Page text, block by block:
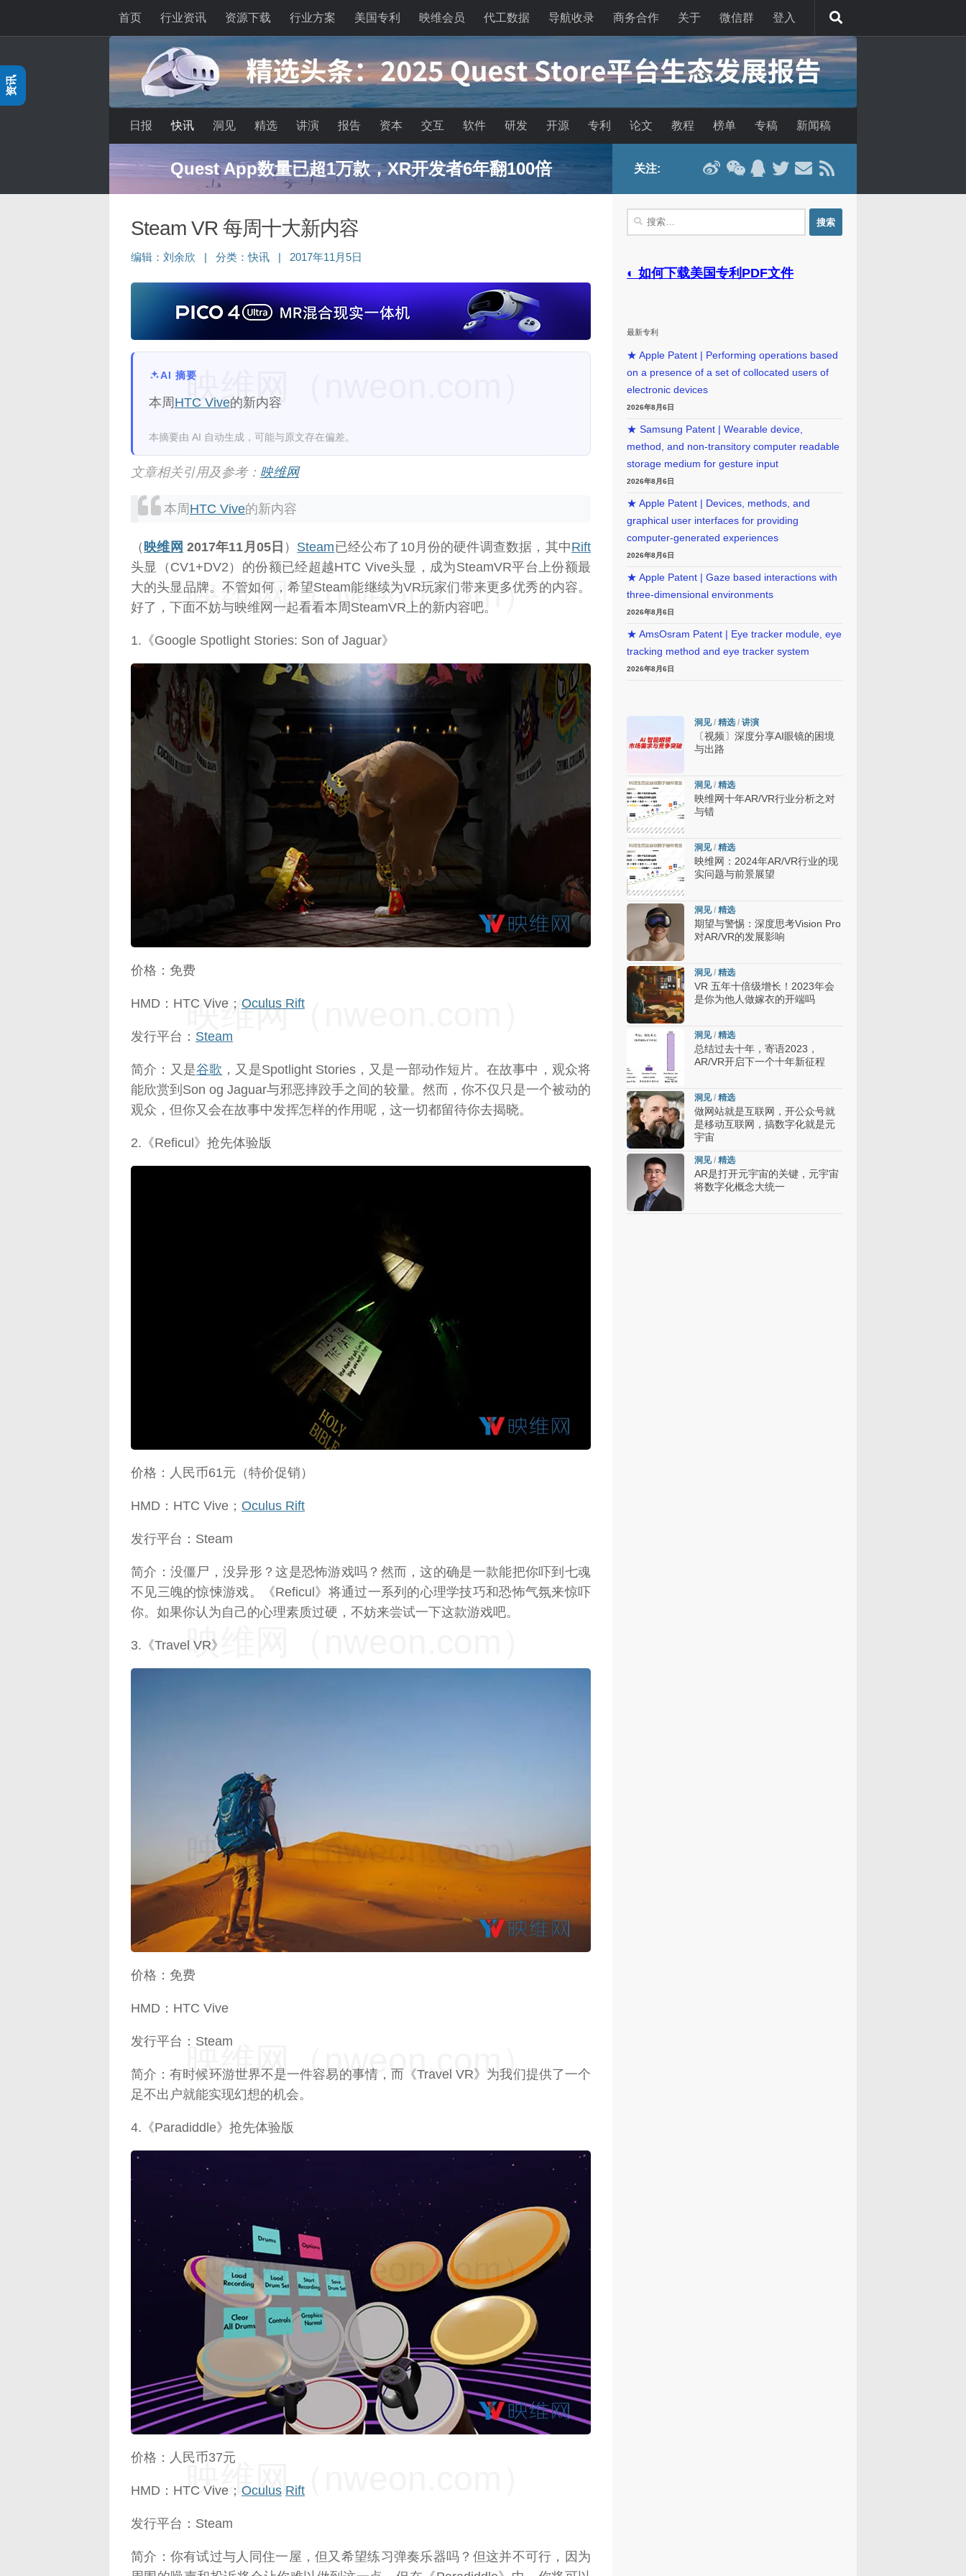
首页 行业资讯 资源下载 行业方案 美国专利 映维会员 代工数据 导航收录 商务合作 关于 微信群 登入
日报 快讯 洞见 精选 讲演 报告 资本 交互 软件 研发 开源 专利 论文 教程 榜单 专稿 新闻稿
Quest App数量已超1万款，XR开发者6年翻100倍
Steam VR 每周十大新内容
编辑： 刘余欣 分类：快讯 2017年11月5日
AI 摘要
本周 HTC Vive的新内容
本摘要由 AI 自动生成，可能与原文存在偏差。
文章相关引用及参考： 映维网
本周 HTC Vive的新内容
（ 映维网 2017年11月05日 ） Steam已经公布了10月份的硬件调查数据，其中Rift
头显（CV1+DV2）的份额已经超越HTC Vive头显，成为SteamVR平台上份额最
大的头显品牌。不管如何，希望Steam能继续为VR玩家们带来更多优秀的内容。
好了，下面不妨与映维网一起看看本周SteamVR上的新内容吧。
1.《Google Spotlight Stories: Son of Jaguar》
价格：免费
HMD：HTC Vive； Oculus Rift
发行平台： Steam
简介：又是谷歌 ，又是Spotlight Stories，又是一部动作短片。在故事中，观众将
能欣赏到Son og Jaguar与邪恶摔跤手之间的较量。然而，你不仅只是一个被动的
观众，但你又会在故事中发挥怎样的作用呢，这一切都留待你去揭晓。
2.《Reficul》抢先体验版
价格：人民币61元（特价促销）
HMD：HTC Vive； Oculus Rift
发行平台：Steam
简介：没僵尸，没异形？这是恐怖游戏吗？然而，这的确是一款能把你吓到七魂
不见三魄的惊悚游戏。《Reficul》将通过一系列的心理学技巧和恐怖气氛来惊吓
你。如果你认为自己的心理素质过硬，不妨来尝试一下这款游戏吧。
3.《Travel VR》
价格：免费
HMD：HTC Vive
发行平台：Steam
简介：有时候环游世界不是一件容易的事情，而《Travel VR》为我们提供了一个
足不出户就能实现幻想的机会。
4.《Paradiddle》抢先体验版
价格：人民币37元
HMD：HTC Vive； Oculus Rift
发行平台：Steam
简介：你有试过与人同住一屋，但又希望练习弹奏乐器吗？但这并不可行，因为
映维网（nweon.com）
映维网（nweon.com）
映维网（nweon.com）
映维网（nweon.com）
映维网（nweon.com）
映维网（nweon.com）
映维网（nweon.com）
映维网（nweon.com）
映维网（nweon.com）
映维网（nweon.com）
映维网（nweon.com）
关注:
搜
索：
◐ 如何下载美国专利PDF文件
最新专利
★ Apple Patent | Performing operations based
on a presence of a set of collocated users of
electronic devices
2026年8月6日
★ Samsung Patent | Wearable device,
method, and non-transitory computer readable
storage medium for gesture input
2026年8月6日
★ Apple Patent | Devices, methods, and
graphical user interfaces for providing
computer-generated experiences
2026年8月6日
★ Apple Patent | Gaze based interactions with
three-dimensional environments
2026年8月6日
★ AmsOsram Patent | Eye tracker module, eye
tracking method and eye tracker system
2026年8月6日
洞见/ 精选 / 讲演
〔视频〕深度分享AI眼镜的困境
与出路
洞见/ 精选
映维网十年AR/VR行业分析之对
与错
洞见/ 精选
映维网：2024年AR/VR行业的现
实问题与前景展望
洞见/ 精选
期望与警惕：深度思考Vision Pro
对AR/VR的发展影响
洞见/ 精选
VR 五年十倍级增长！2023年会
是你为他人做嫁衣的开端吗
洞见/ 精选
总结过去十年，寄语2023，
AR/VR开启下一个十年新征程
洞见/ 精选
做网站就是互联网，开公众号就
是移动互联网，搞数字化就是元
宇宙
洞见/ 精选
AR是打开元宇宙的关键，元宇宙
将数字化概念大统一
资讯